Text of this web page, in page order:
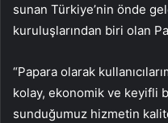
sunan Türkiye’nin önde
kuruluşlarından biri olan
“Papara olarak
kolay, ekonomik ve keyifli
sunduğumuz hizmetin